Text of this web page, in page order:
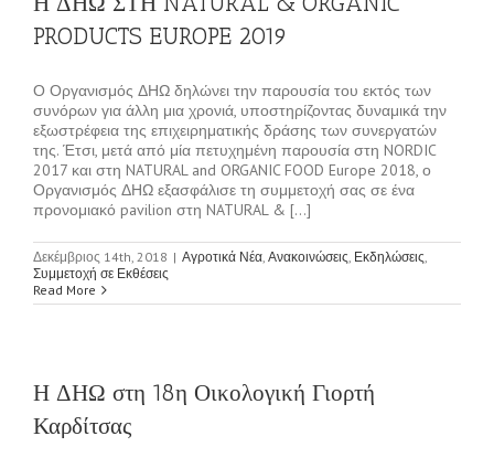
PRODUCTS EUROPE 2019
Ο Οργανισμός ΔΗΩ δηλώνει την παρουσία του εκτός των
συνόρων για άλλη μια χρονιά, υποστηρίζοντας δυναμικά την
εξωστρέφεια της επιχειρηματικής δράσης των συνεργατών
της. Έτσι, μετά από μία πετυχημένη παρουσία στη NORDIC
2017 και στη NATURAL and ORGANIC FOOD Europe 2018, ο
Οργανισμός ΔΗΩ εξασφάλισε τη συμμετοχή σας σε ένα
προνομιακό pavilion στη NATURAL & [...]
Δεκέμβριος 14th, 2018 | Αγροτικά Νέα Ανακοινώσεις Εκδηλώσεις
Συμμετοχή σε Εκθέσεις
Read More
Η ΔΗΩ στη 18η Οικολογική Γιορτή
Καρδίτσας